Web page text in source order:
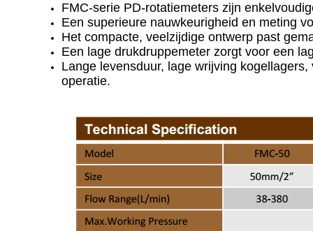
FMC-serie PD-rotatiemeters zijn
Een superieure nauwkeurigheid en meting
Het compacte, veelzijdige ontwerp past
Een lage drukdruppemeter zorgt voor een
Lange levensduur, lage wrijving
operatie.